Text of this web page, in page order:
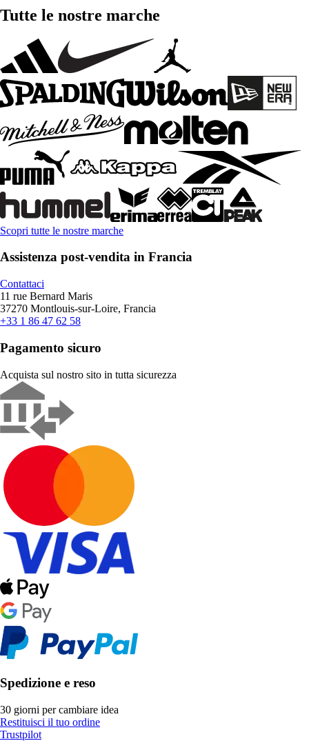
Tutte le nostre marche
Scopri tutte le nostre marche
Assistenza post-vendita in Francia
Contattaci
11 rue Bernard Maris
37270 Montlouis-sur-Loire, Francia
+33 1 86 47 62 58
Pagamento sicuro
Acquista sul nostro sito in tutta sicurezza
Spedizione e reso
30 giorni per cambiare idea
Restituisci il tuo ordine
Trustpilot